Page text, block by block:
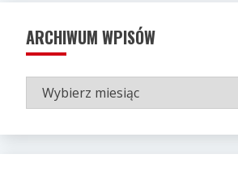
ARCHIWUM WPISÓW
ARCHIWUM
WPISÓW